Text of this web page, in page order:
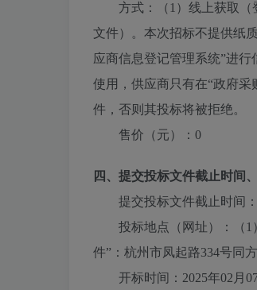
方式：
（1）线上获取
文件）。本次招标不提供纸
应商信息登记管理系统”进
使用，供应商只有在“政府
件，否则其投标将被拒绝。
售价（元）： 0
四、提交投标文件截止时间
提交投标文件截止时间：
投标地点（网址）：
（
件”：杭州市凤起路334号同
开标时间： 2025年02月